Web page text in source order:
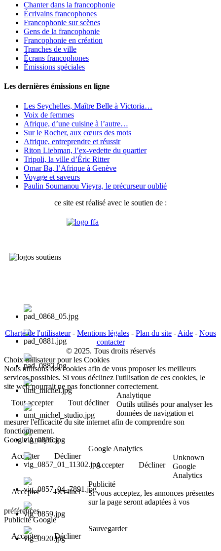
Chanter dans la francophonie
Écrivains francophones
Francophonie sur scènes
Gens de la francophonie
Francophonie en création
Tranches de ville
Écrans francophones
Émissions spéciales
Les dernières émissions en ligne
Les Seychelles, Maître Belle à Victoria…
Voix de femmes
Afrique, d’une cuisine à l’autre…
Sur le Rocher, aux cœurs des mots
Afrique, entreprendre et réussir
Riton Liebman, l’ex-vedette du quartier
Tripoli, la ville d’Éric Ritter
Omar Ba, l’Afrique à Genève
Voyage et saveurs
Paulin Soumanou Vieyra, le précurseur oublié
ce site est réalisé avec le soutien de :
Charte de l'utilisateur- Mentions légales - Plan du site - Aide - Nous
contacter
© 2025. Tous droits réservés
Choix utilisateur pour les Cookies
Nous utilisons des cookies afin de vous proposer les meilleurs
services possibles. Si vous déclinez l'utilisation de ces cookies, le
site web pourrait ne pas fonctionner correctement.
Tout accepter
Tout décliner
Analytique
Outils utilisés pour analyser les
données de navigation et
mesurer l'efficacité du site internet afin de comprendre son
fonctionnement.
Google Analytics
Accepter
Décliner
Google Analytics
Accepter
Décliner
Unknown
Google
Analytics
Accepter
Décliner
Publicité
Si vous acceptez, les annonces présentes
sur la page seront adaptées à vos
préférences.
Publicité Google
Accepter
Décliner
Sauvegarder